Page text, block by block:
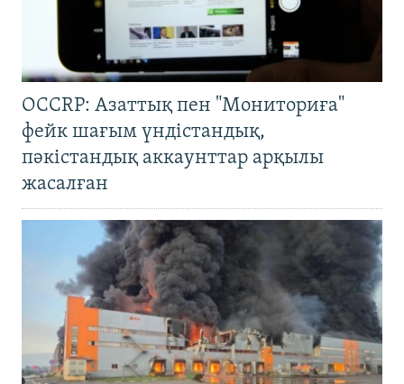
OCCRP: Азаттық пен "Мониториға"
фейк шағым үндістандық,
пәкістандық аккаунттар арқылы
жасалған